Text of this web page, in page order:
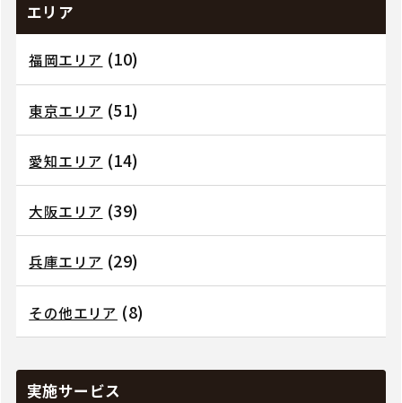
エリア
福岡エリア (10)
東京エリア (51)
愛知エリア (14)
大阪エリア (39)
兵庫エリア (29)
その他エリア (8)
実施サービス